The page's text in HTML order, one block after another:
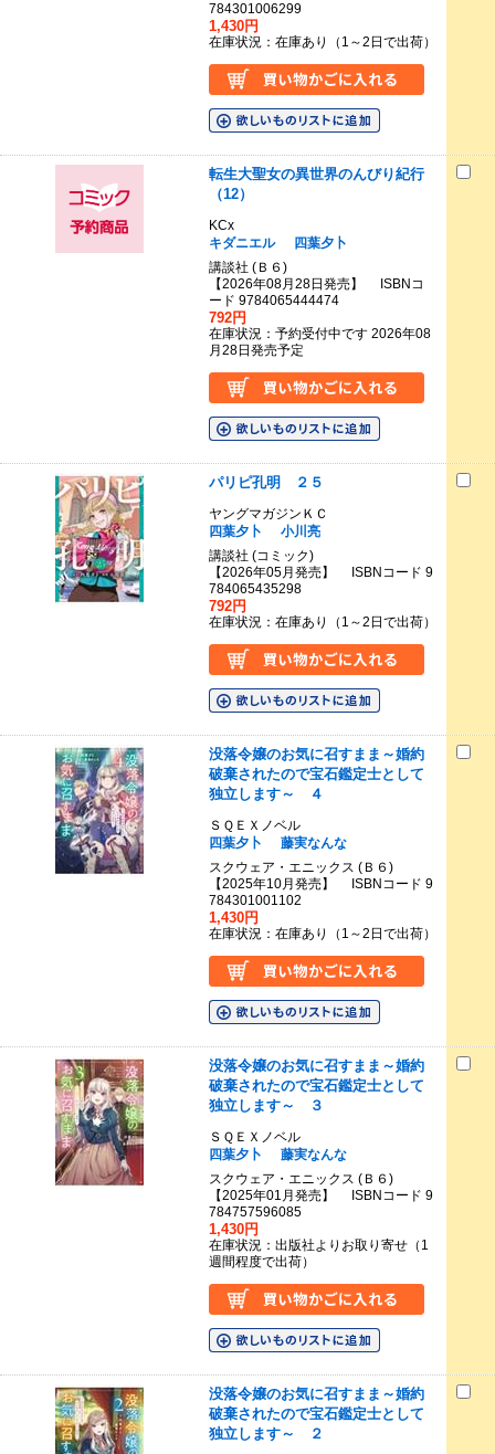
784301006299
1,430円
在庫状況：在庫あり（1～2日で出荷）
転生大聖女の異世界のんびり紀行
（12）
KCx
キダニエル
四葉夕卜
講談社 (Ｂ６)
【2026年08月28日発売】 ISBNコ
ード 9784065444474
792円
在庫状況：予約受付中です 2026年08
月28日発売予定
パリピ孔明 ２５
ヤングマガジンＫＣ
四葉夕卜
小川亮
講談社 (コミック)
【2026年05月発売】 ISBNコード 9
784065435298
792円
在庫状況：在庫あり（1～2日で出荷）
没落令嬢のお気に召すまま～婚約
破棄されたので宝石鑑定士として
独立します～ ４
ＳＱＥＸノベル
四葉夕卜
藤実なんな
スクウェア・エニックス (Ｂ６)
【2025年10月発売】 ISBNコード 9
784301001102
1,430円
在庫状況：在庫あり（1～2日で出荷）
没落令嬢のお気に召すまま～婚約
破棄されたので宝石鑑定士として
独立します～ ３
ＳＱＥＸノベル
四葉夕卜
藤実なんな
スクウェア・エニックス (Ｂ６)
【2025年01月発売】 ISBNコード 9
784757596085
1,430円
在庫状況：出版社よりお取り寄せ（1
週間程度で出荷）
没落令嬢のお気に召すまま～婚約
破棄されたので宝石鑑定士として
独立します～ ２